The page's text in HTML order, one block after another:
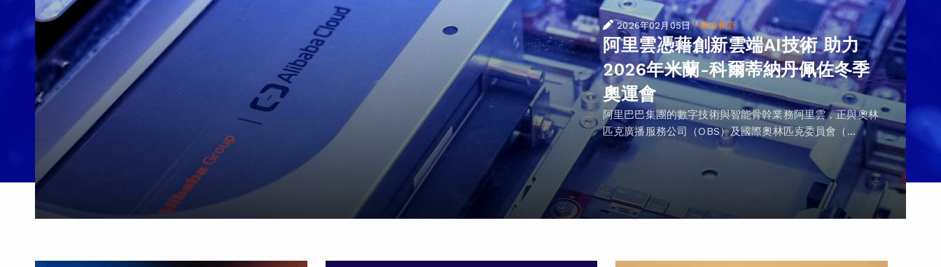
2026年02月05日 |科技創新
阿里雲憑藉創新雲端AI技術 助力
2026年米蘭-科爾蒂納丹佩佐冬季
奧運會
阿里巴巴集團的數字技術與智能骨幹業務阿里雲，正與奧林
匹克廣播服務公司（OBS）及國際奧林匹克委員會（...